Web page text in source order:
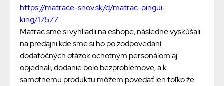
https://matrace-snov.sk/d/matrac-pingui-
king/17577
Matrac sme si vyhliadli na eshope, následne vyskúšali
na predajni kde sme si ho po zodpovedaní
dodatočných otázok ochotným personálom aj
objednali, dodanie bolo bezproblémove, a k
samotnému produktu môžem povedať len toľko že